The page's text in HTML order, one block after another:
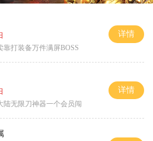
靠打装备万件满屏BOSS
详情
陆无限刀神器一个会员闯
详情